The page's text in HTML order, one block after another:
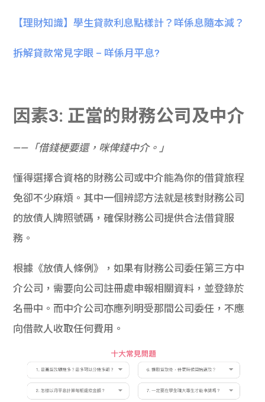
【理財知識】學生貸款利息點樣計？咩係息隨本減？
拆解貸款常見字眼 – 咩係月平息?
因素3: 正當的財務公司及中介
——「借錢梗要還，咪俾錢中介。」
懂得選擇合資格的財務公司或中介能為你的借貸旅程
免卻不少麻煩。其中一個辨認方法就是核對財務公司
的放債人牌照號碼，確保財務公司提供合法借貸服
務。
根據《放債人條例》，如果有財務公司委任第三方中
介公司，需要向公司註冊處申報相關資料，並登錄於
名冊中。而中介公司亦應列明受那間公司委任，不應
向借款人收取任何費用。